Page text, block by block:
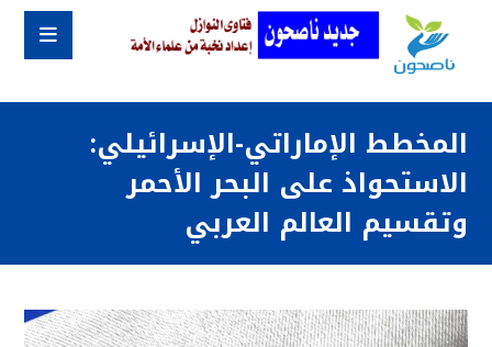
المخطط الإماراتي-الإسرائيلي:
الاستحواذ على البحر الأحمر
وتقسيم العالم العربي